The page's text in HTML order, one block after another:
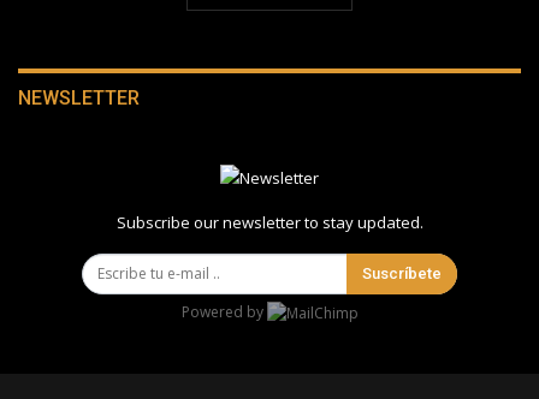
NEWSLETTER
Subscribe our newsletter to stay updated.
Suscríbete
Powered by